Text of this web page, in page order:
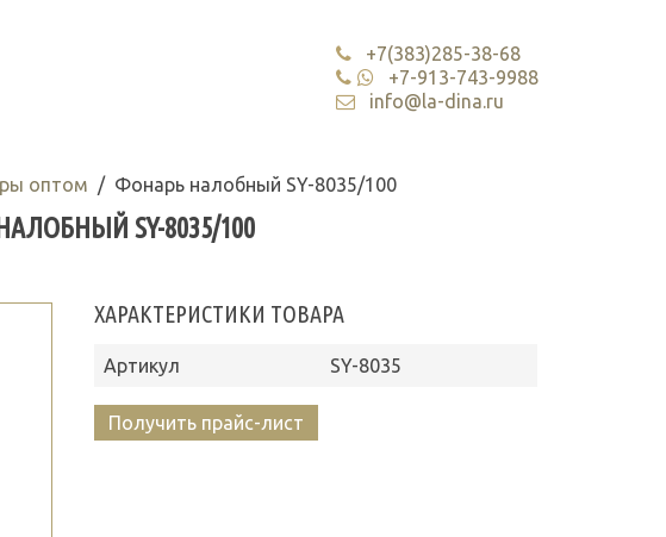
+7(383)285-38-68
+7-913-743-9988
info@la-dina.ru
оптом Фонарь налобный SY-8035/100
SY-8035/100
ХАРАКТЕРИСТИКИ ТОВАРА
Артикул SY-8035
Получить прайс-лист